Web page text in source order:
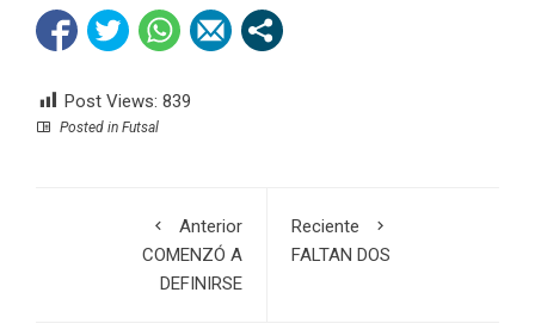
Post Views: 839
Posted in Futsal
Anterior
COMENZÓ A
DEFINIRSE
Reciente
FALTAN DOS